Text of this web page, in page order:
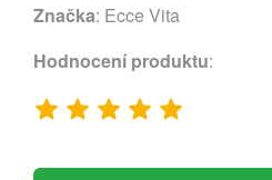
Značka: Ecce Vita
Hodnocení produktu: